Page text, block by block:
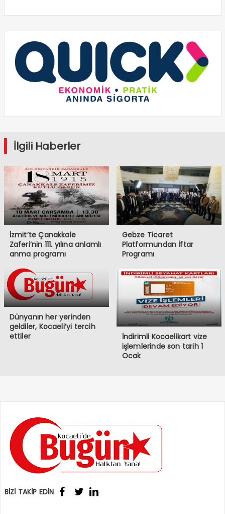
İlgili Haberler
İzmit’te Çanakkale
Zaferi’nin 111. yılına anlamlı
anma programı
Gebze Ticaret
Platformundan İftar
Programı
Dünyanın her yerinden
geldiler, Kocaeli’yi tercih
ettiler
İndirimli Kocaelikart vize
işlemlerinde son tarih 1
Ocak
BİZİ TAKİP EDİN